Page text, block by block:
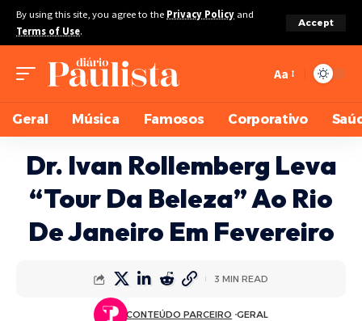
By using this site, you agree to the Privacy Policy and
Terms of Use.
Accept
Aa
Geral Música Famosos Corporativo
Dr. Ivan Rollemberg Leva
“Tour Da Beleza” Ao Rio
De Janeiro Em Fevereiro
CONTEÚDO PARCEIRO GERAL
3 MIN READ